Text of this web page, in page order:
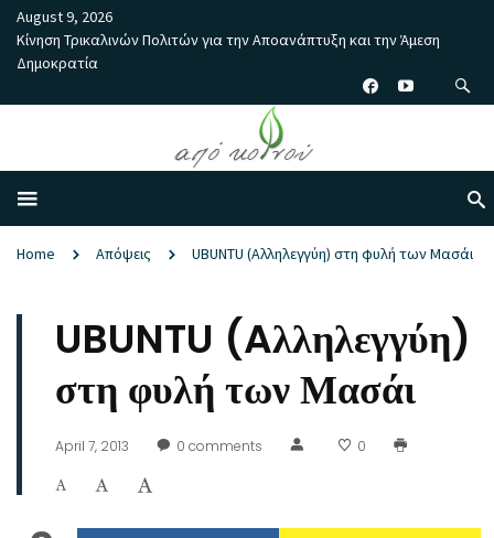
August 9, 2026
Κίνηση Τρικαλινών Πολιτών για την Αποανάπτυξη και την Άμεση
Δημοκρατία
Home Απόψεις UBUNTU (Aλληλεγγύη) στη φυλή των Μασάι
UBUNTU (Aλληλεγγύη)
στη φυλή των Μασάι
April 7, 2013 0 comments 0